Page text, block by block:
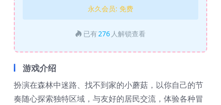
永久会员: 免费
已有276 人解锁查看
游戏介绍
扮演在森林中迷路、找不到家的小蘑菇，以你自己的节
奏随心探索独特区域，与友好的居民交流，体验各种冒